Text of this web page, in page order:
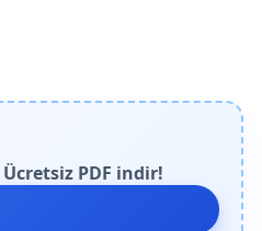
Ücretsiz PDF indir!